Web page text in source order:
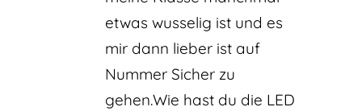
etwas wusselig ist und es
mir dann lieber ist auf
Nummer Sicher zu
gehen.Wie hast du die LED